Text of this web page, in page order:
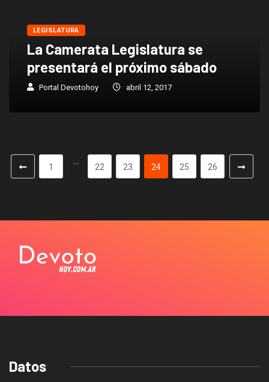
LEGISLATURA
La Camerata Legislatura se
presentará el próximo sábado
Portal Devotohoy abril 12, 2017
1 22 23 24 25 26
Datos